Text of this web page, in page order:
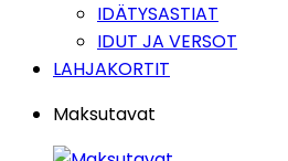
IDÄTYSASTIAT
IDUT JA VERSOT
LAHJAKORTIT
Maksutavat